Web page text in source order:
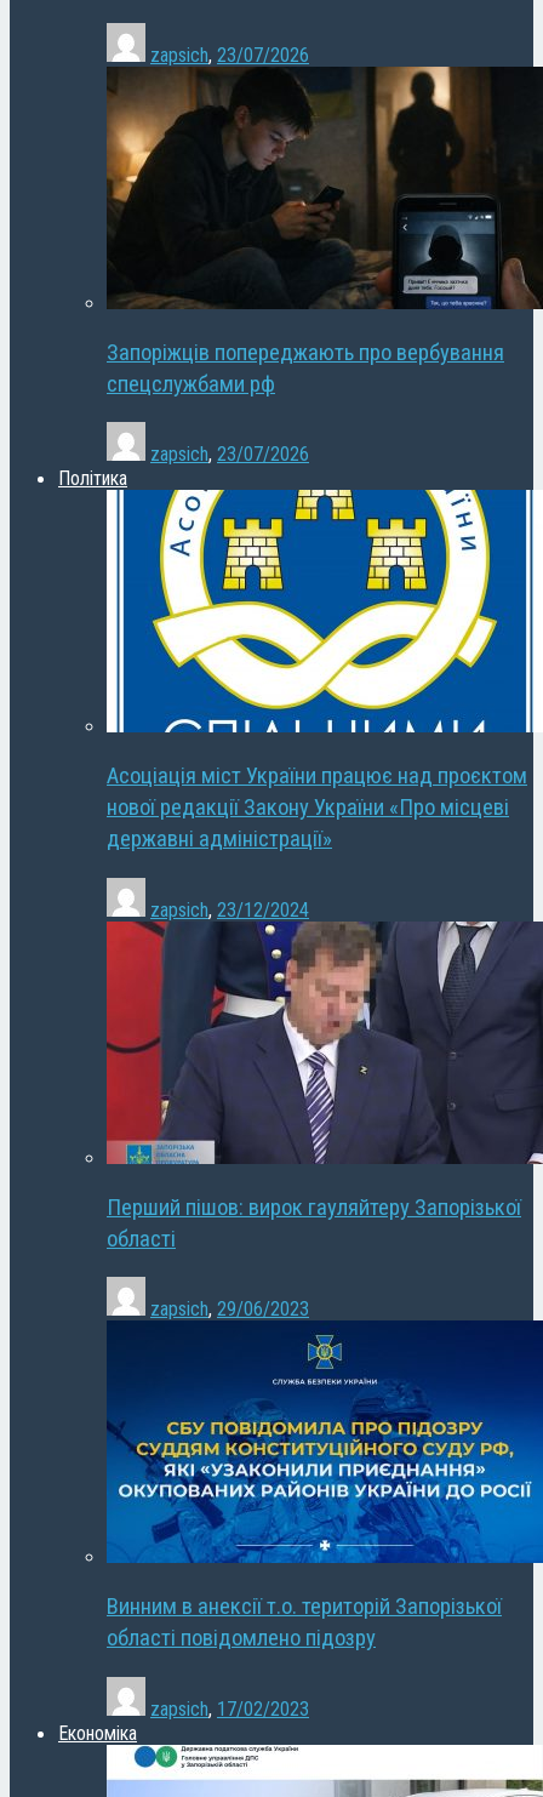
zapsich, 23/07/2026
Запоріжців попереджають про вербування
спецслужбами рф
zapsich, 23/07/2026
Політика
Асоціація міст України працює над проєктом
нової редакції Закону України «Про місцеві
державні адміністрації»
zapsich, 23/12/2024
Перший пішов: вирок гауляйтеру Запорізької
області
zapsich, 29/06/2023
Винним в анексії т.о. територій Запорізької
області повідомлено підозру
zapsich, 17/02/2023
Економіка